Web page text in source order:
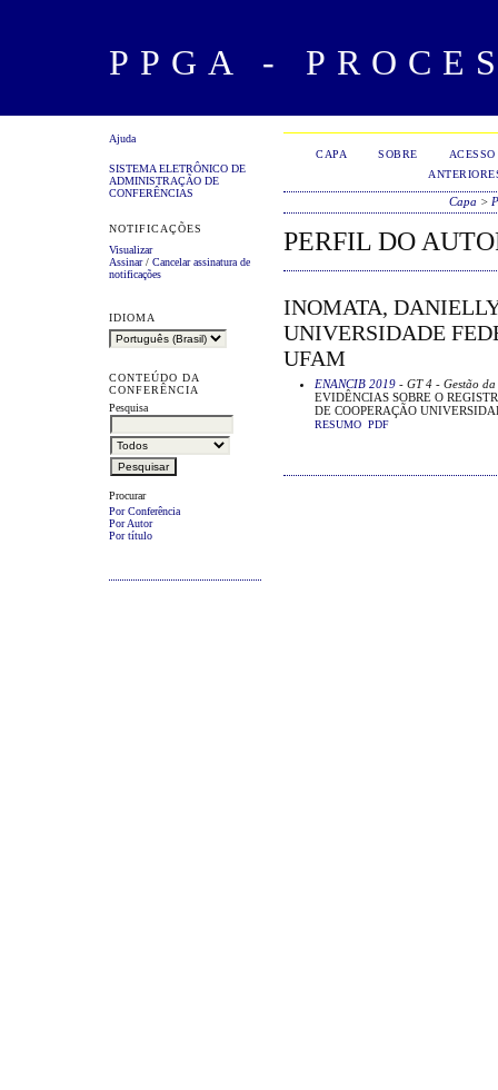
PPGA -
Ajuda
SISTEMA ELETRÔNICO DE
ADMINISTRAÇÃO DE
CONFERÊNCIAS
NOTIFICAÇÕES
Visualizar
Assinar/ Cancelar assinatura de
notificações
IDIOMA
CONTEÚDO DA
CONFERÊNCIA
Pesquisa
Procurar
Por Conferência
Por Autor
Por título
CAPA SOBRE
ACESSO
Capa >
PERFIL DO
INOMATA,
UNIVERSIDADE
UFAM
ENANCIB 2019- GT 4 - Gestão da
EVIDÊNCIAS SOBRE O
DE COOPERAÇÃO
RESUMO PDF